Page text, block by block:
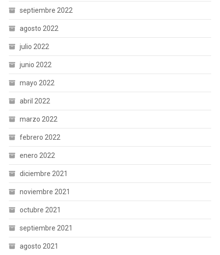
septiembre 2022
agosto 2022
julio 2022
junio 2022
mayo 2022
abril 2022
marzo 2022
febrero 2022
enero 2022
diciembre 2021
noviembre 2021
octubre 2021
septiembre 2021
agosto 2021